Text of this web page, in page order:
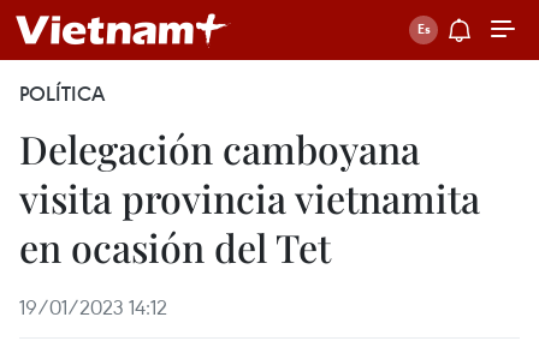
POLÍTICA
Delegación camboyana
visita provincia vietnamita
en ocasión del Tet
19/01/2023 14:12